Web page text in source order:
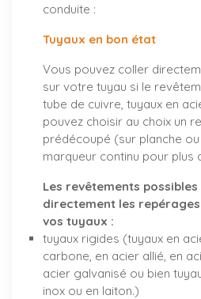
conduite :
Tuyaux en bon état
Vous pouvez coller
sur votre tuyau si le
tube de cuivre, tuyaux en
pouvez choisir au choix un
prédécoupé (sur planche
marqueur continu pour plus
Les revêtements
directement les
vos tuyaux :
tuyaux rigides (tuyaux en
carbone, en acier allié, en
acier galvanisé ou bien
inox ou en laiton.)